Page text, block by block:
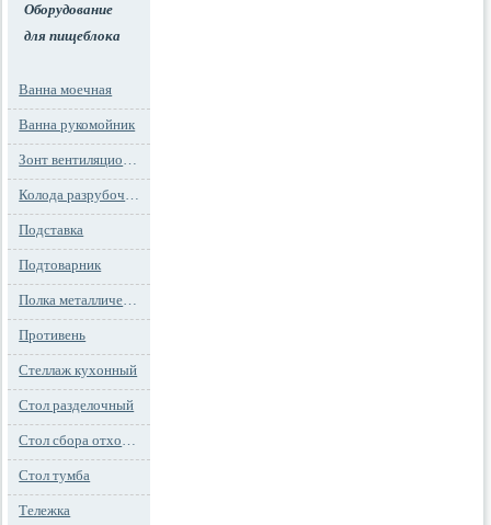
Оборудование
для пищеблока
Ванна моечная
Ванна рукомойник
Зонт вентиляционный
Колода разрубочная
Подставка
Подтоварник
Полка металлическая
Противень
Стеллаж кухонный
Стол разделочный
Стол сбора отходов
Стол тумба
Тележка